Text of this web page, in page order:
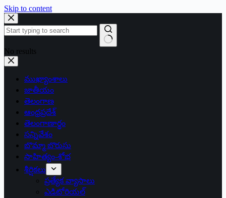
Skip to content
No results
ముఖ్యాంశాలు
జాతీయం
తెలంగాణ
ఆంధ్రప్రదేశ్
తెలంగాణార్థం
సన్నివేశం
బొమ్మా బొరుసు
సాహిత్యం-శోభ
శీర్షికలు
ప్రత్యేక వ్యాసాలు
ఎడిటోరియల్